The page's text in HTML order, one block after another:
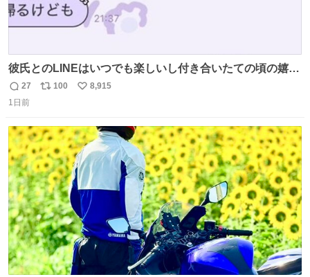
彼氏とのLINEはいつでも楽しいし付き合いたての頃の嬉し
かったLINEは無限にあるけど(同棲前は1日で各50通くらい
送りあってたし)最近嬉しかったのはこれ
返
信
27
リ
ト
数
100
い
数
8,915
1日前